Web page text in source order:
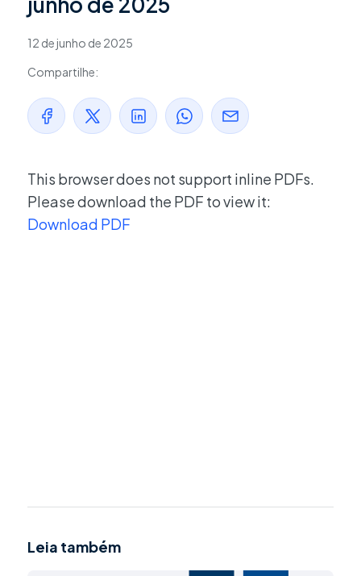
12 de junho de 2025
Compartilhe:
This browser does not support inline PDFs.
Please download the PDF to view it:
Download PDF
Leia também